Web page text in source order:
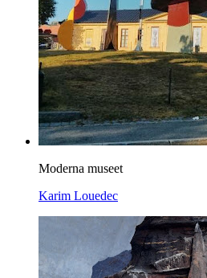
Moderna museet
Karim Louedec